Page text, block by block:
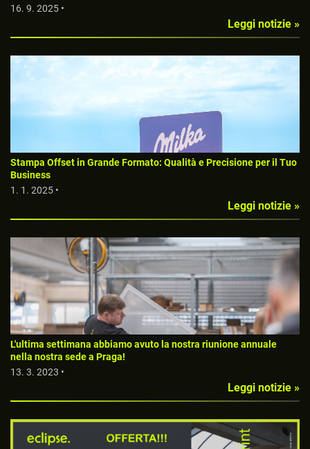
16. 9. 2025 •
Leggi notizie »
Stampa Offset in Grande Formato: Qualità e Precisione per il Tuo
Business
1. 1. 2025 •
Leggi notizie »
L'ultima settimana abbiamo avuto la nostra riunione annuale
nella nostra sede a Praga!
13. 3. 2023 •
Leggi notizie »